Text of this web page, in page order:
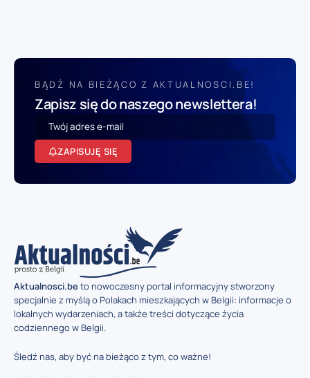
BĄDŹ NA BIEŻĄCO Z AKTUALNOSCI.BE!
Zapisz się do naszego newslettera!
ZAPISUJĘ SIĘ
Aktualnosci.beto nowoczesny portal informacyjny stworzony
specjalnie z myślą o Polakach mieszkających w Belgii: informacje o
lokalnych wydarzeniach, a także treści dotyczące życia
codziennego w Belgii.
Śledź nas, aby być na bieżąco z tym, co ważne!